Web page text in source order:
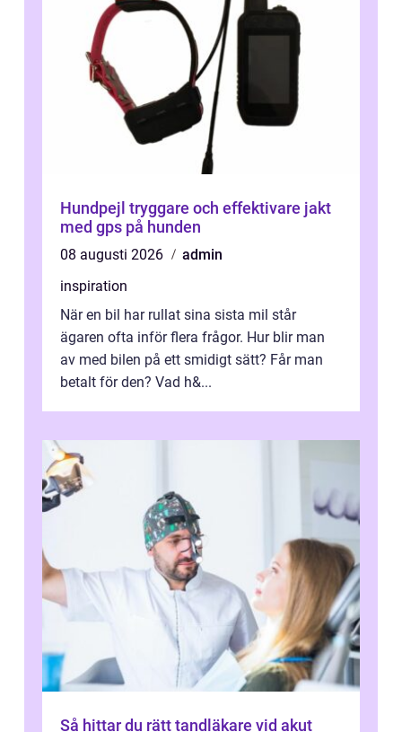
Hundpejl tryggare och effektivare jakt
med gps på hunden
08 augusti 2026
admin
inspiration
När en bil har rullat sina sista mil står
ägaren ofta inför flera frågor. Hur blir man
av med bilen på ett smidigt sätt? Får man
betalt för den? Vad h&...
Så hittar du rätt tandläkare vid akut